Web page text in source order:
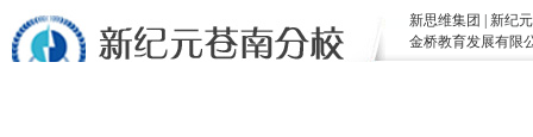
新思维集团
新纪
金桥教育发展有限